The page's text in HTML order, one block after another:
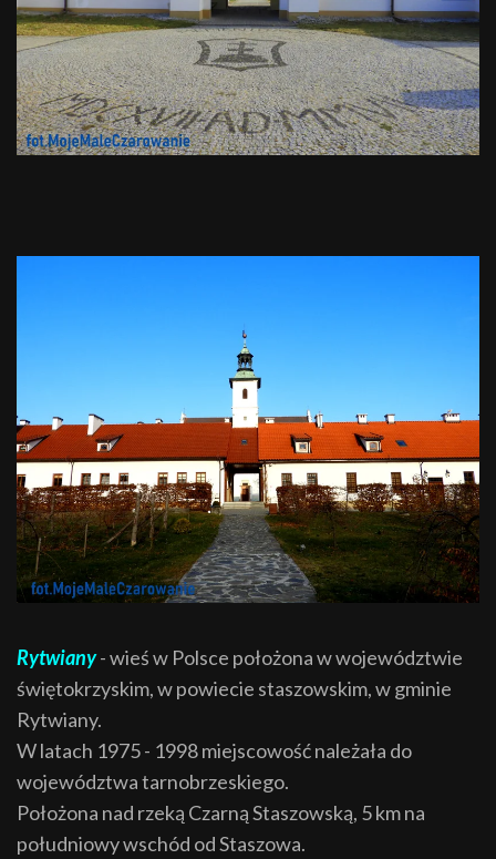
Rytwiany- wieś w Polsce położona w województwie
świętokrzyskim, w powiecie staszowskim, w gminie
Rytwiany.
W latach 1975 - 1998 miejscowość należała do
województwa tarnobrzeskiego.
Położona nad rzeką Czarną Staszowską, 5 km na
południowy wschód od Staszowa.